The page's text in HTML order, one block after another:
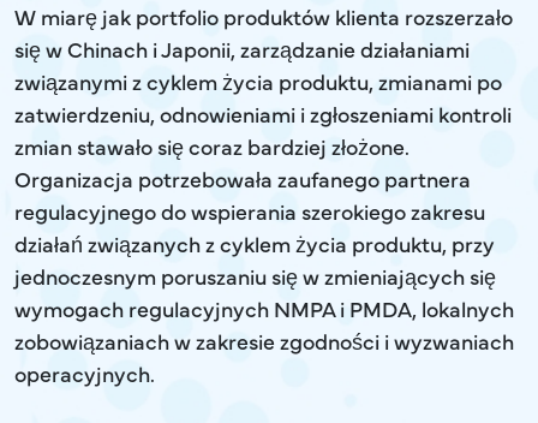
W miarę jak portfolio produktów klienta rozszerzało
się w Chinach i Japonii, zarządzanie działaniami
związanymi z cyklem życia produktu, zmianami po
zatwierdzeniu, odnowieniami i zgłoszeniami kontroli
zmian stawało się coraz bardziej złożone.
Organizacja potrzebowała zaufanego partnera
regulacyjnego do wspierania szerokiego zakresu
działań związanych z cyklem życia produktu, przy
jednoczesnym poruszaniu się w zmieniających się
wymogach regulacyjnych NMPA i PMDA, lokalnych
zobowiązaniach w zakresie zgodności i wyzwaniach
operacyjnych.